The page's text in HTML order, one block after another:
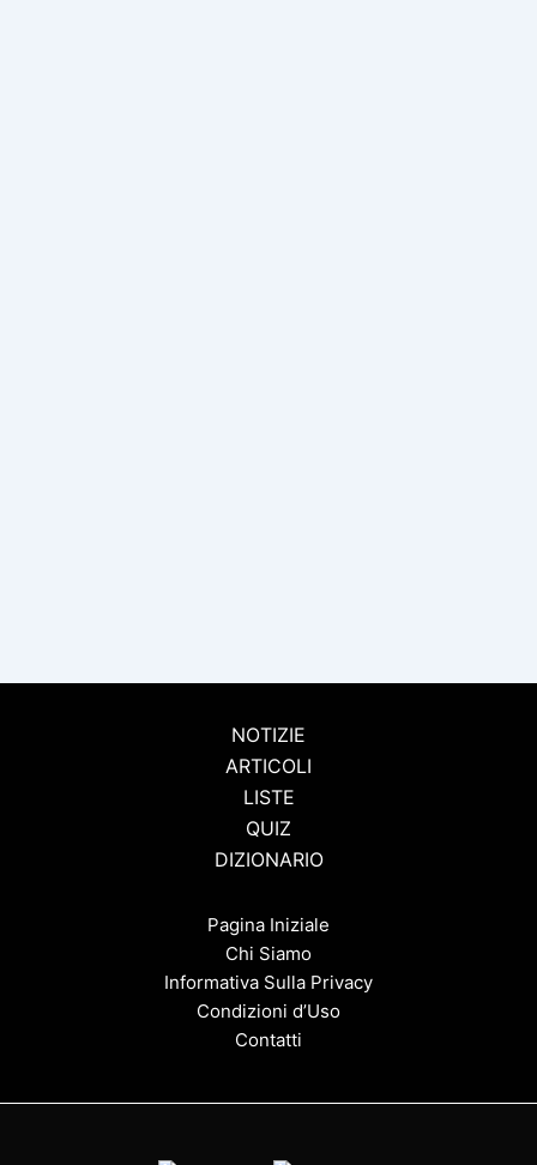
NOTIZIE
ARTICOLI
LISTE
QUIZ
DIZIONARIO
Pagina Iniziale
Chi Siamo
Informativa Sulla Privacy
Condizioni d’Uso
Contatti